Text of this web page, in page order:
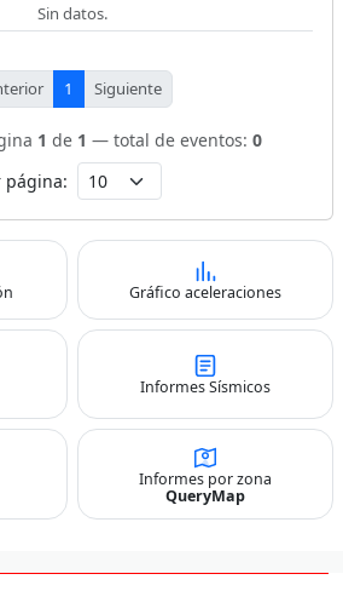
Sin datos.
1 Siguiente
1 de 1 — total de eventos: 0
página:
Gráfico aceleraciones
Informes Sísmicos
Informes por zona
QueryMap